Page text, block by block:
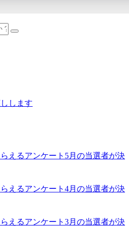
します
らえるアンケート5月の当選者が決
らえるアンケート4月の当選者が決
らえるアンケート3月の当選者が決